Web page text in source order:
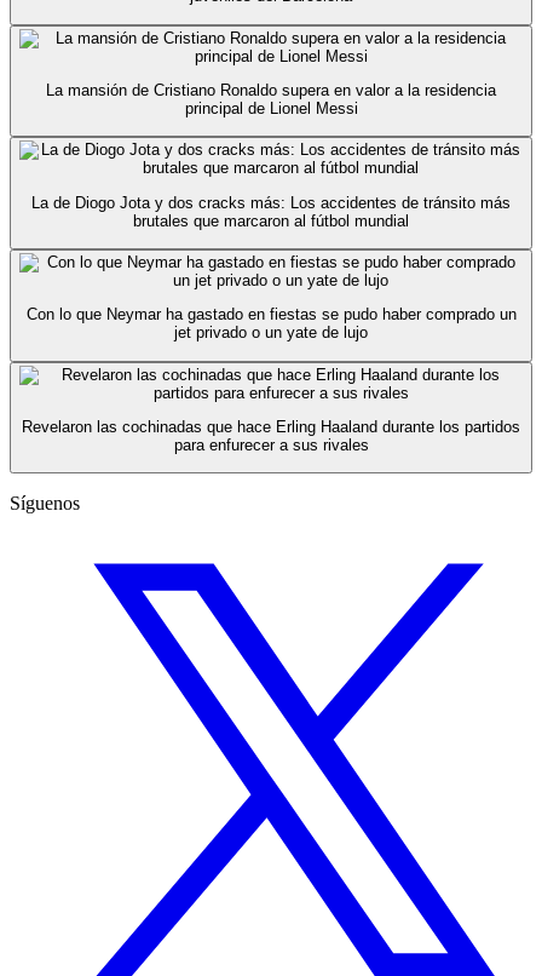
La mansión de Cristiano Ronaldo supera en valor a la residencia
principal de Lionel Messi
La de Diogo Jota y dos cracks más: Los accidentes de tránsito más
brutales que marcaron al fútbol mundial
Con lo que Neymar ha gastado en fiestas se pudo haber comprado un
jet privado o un yate de lujo
Revelaron las cochinadas que hace Erling Haaland durante los partidos
para enfurecer a sus rivales
Síguenos